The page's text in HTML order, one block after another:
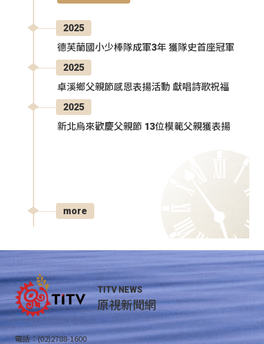
2025
德芙蘭國小少棒隊成軍3年 獲隊史首座冠軍
2025
卓溪鄉父親節感恩表揚活動 獻唱詩歌祝福
2025
新北烏來歡慶父親節 13位模範父親獲表揚
more
TITV NEWS
原視新聞網
電話：(02)2788-1600